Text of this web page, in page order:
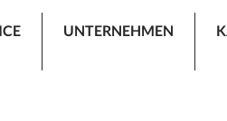
UNTERNEHMEN